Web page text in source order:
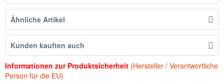
Ähnliche Artikel
Kunden kauften auch
Informationen zur Produktsicherheit (Hersteller / Verantwortliche
Person für die EU)